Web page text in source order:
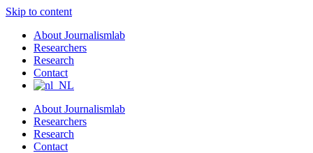
Skip to content
About Journalismlab
Researchers
Research
Contact
About Journalismlab
Researchers
Research
Contact